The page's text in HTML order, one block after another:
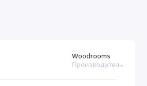
Woodrooms
Производитель